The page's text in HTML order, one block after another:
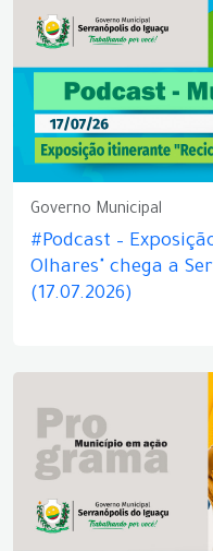
Governo Municipal
#Podcast –
Olhares" chega a
(17.07.2026)